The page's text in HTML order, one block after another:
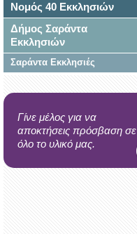
Νομός 40 Εκκλησιών
Δήμος Σαράντα
Εκκλησιών
Σαράντα Εκκλησιές
Γίνε μέλος για να
αποκτήσεις πρόσβαση σε
όλο το υλικό μας.